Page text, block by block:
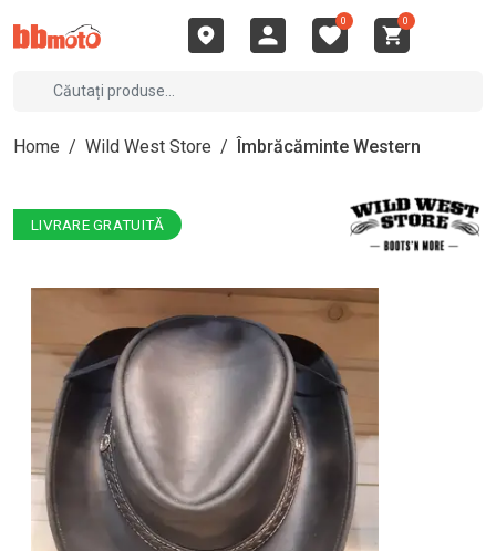
0 0
Home / Wild West Store / Îmbrăcăminte Western
LIVRARE GRATUITĂ